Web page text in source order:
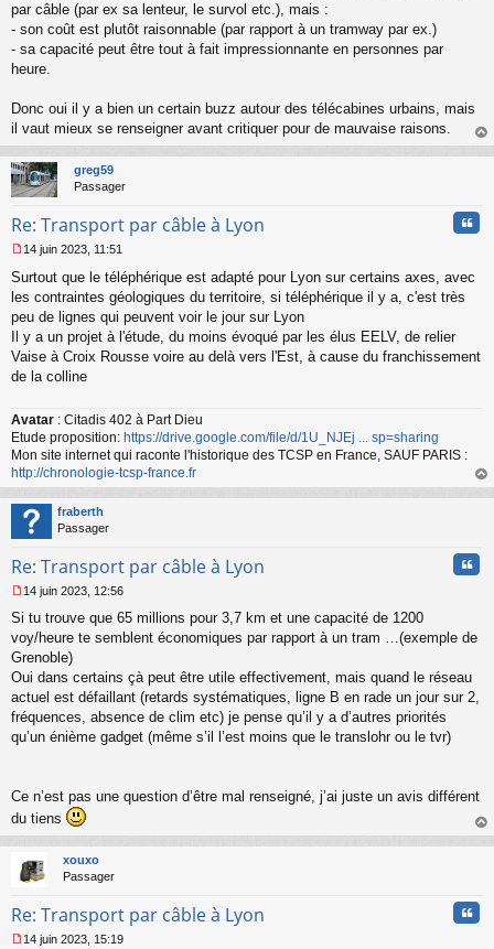
s
s
g
e
o
n
u
par câble (par ex sa lenteur, le survol etc.), mais :
- son coût est plutôt raisonnable (par rapport à un tramway par ex.)
- sa capacité peut être tout à fait impressionnante en personnes par
heure.
Donc oui il y a bien un certain buzz autour des télécabines urbains, mais
il vaut mieux se renseigner avant critiquer pour de mauvaise raisons.
au
greg59
Passager
Re: Transport par câble à Lyon
e
s
g
e
n
l
u
14 juin 2023, 11:51
Surtout que le téléphérique est adapté pour Lyon sur certains axes, avec
les contraintes géologiques du territoire, si téléphérique il y a, c'est très
peu de lignes qui peuvent voir le jour sur Lyon
Il y a un projet à l'étude, du moins évoqué par les élus EELV, de relier
Vaise à Croix Rousse voire au delà vers l'Est, à cause du franchissement
de la colline
Avatar : Citadis 402 à Part Dieu
Etude proposition: https://drive.google.com/file/d/1U_NJEj ... sp=sharing
Mon site internet qui raconte l'historique des TCSP en France, SAUF PARIS :
http://chronologie-tcsp-france.fr
au
fraberth
Passager
Re: Transport par câble à Lyon
e
s
s
g
e
n
o
14 juin 2023, 12:56
Si tu trouve que 65 millions pour 3,7 km et une capacité de 1200
voy/heure te semblent économiques par rapport à un tram …(exemple de
Grenoble)
Oui dans certains çà peut être utile effectivement, mais quand le réseau
actuel est défaillant (retards systématiques, ligne B en rade un jour sur 2,
fréquences, absence de clim etc) je pense qu’il y a d’autres priorités
qu’un énième gadget (même s’il l’est moins que le translohr ou le tvr)
Ce n’est pas une question d’être mal renseigné, j’ai juste un avis différent
du tiens
au
xouxo
Passager
Re: Transport par câble à Lyon
14 juin 2023, 15:19